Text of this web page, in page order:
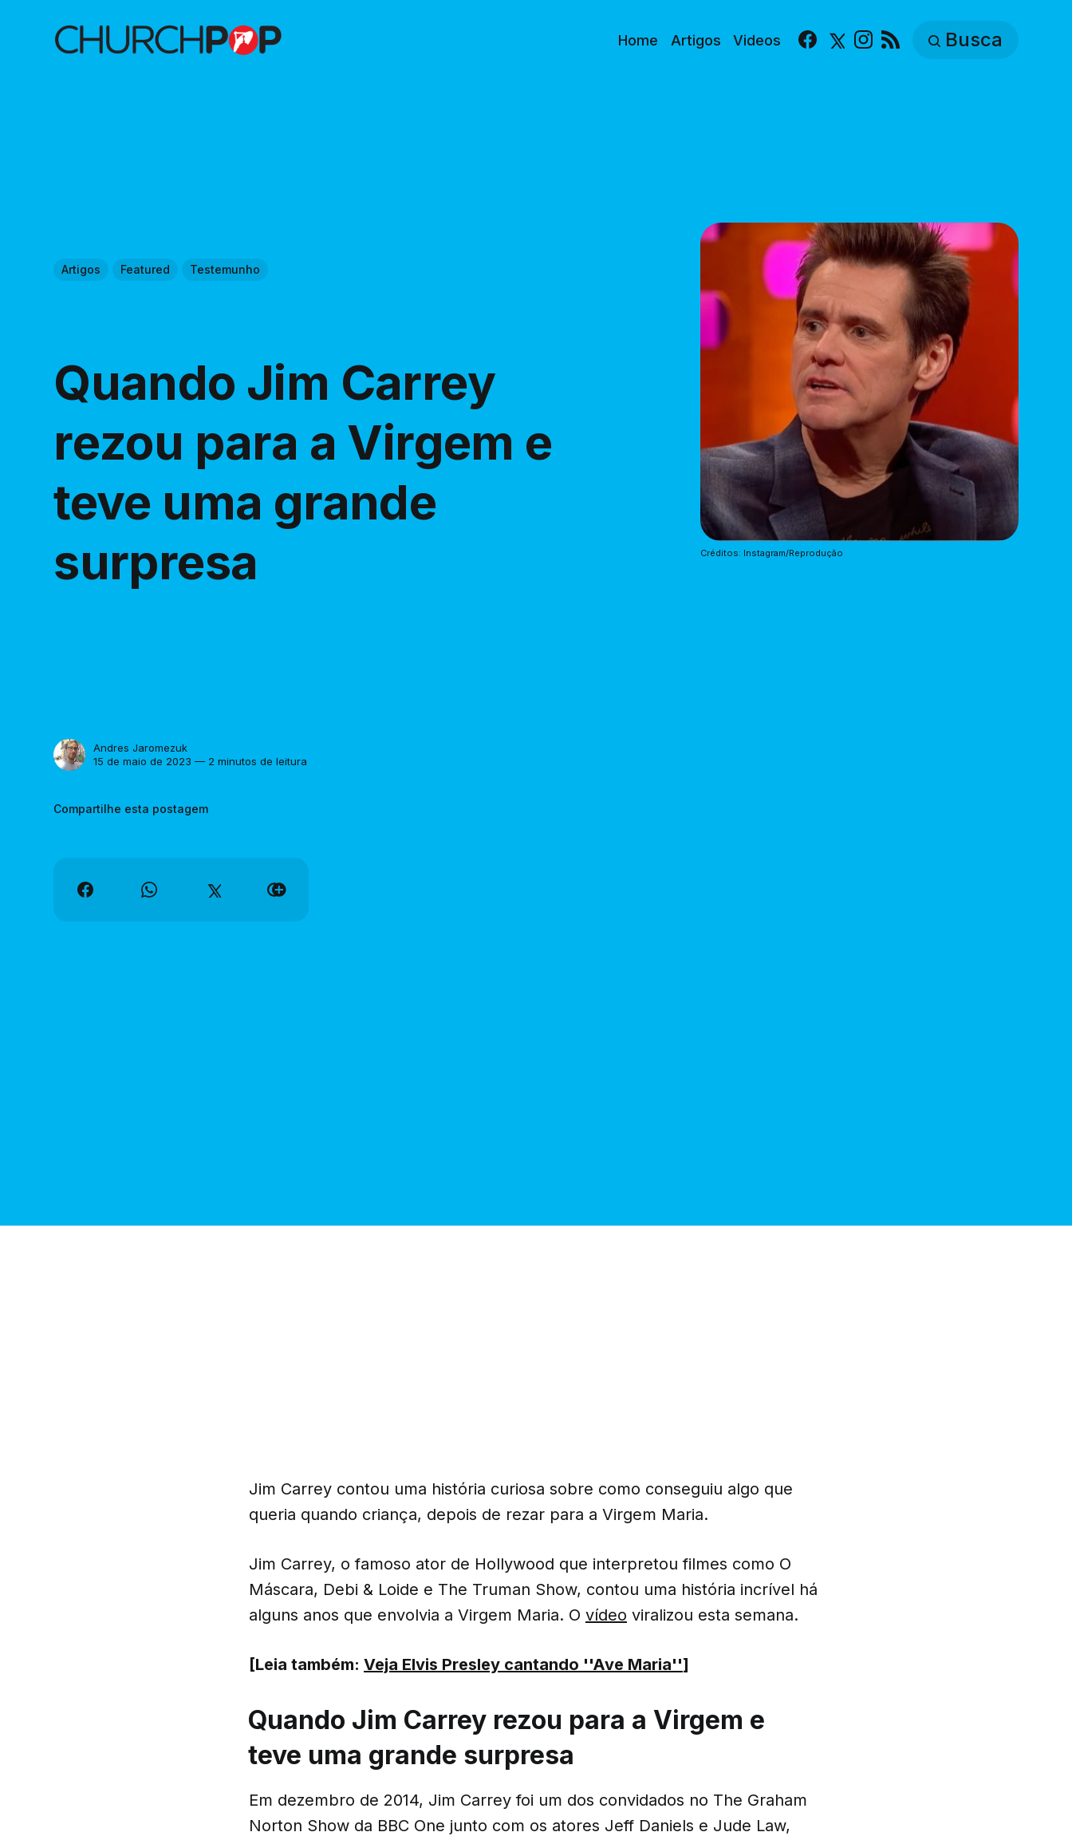
Home Artigos Videos Facebook
X Instagram Busca
Artigos Featured Testemunho
Quando Jim Carrey
rezou para a Virgem e
teve uma grande
surpresa
Andres Jaromezuk
15 de maio de 2023 — 2 minutos de leitura
Compartilhe esta postagem
Créditos: Instagram/Reprodução
Jim Carrey contou uma história curiosa sobre como conseguiu algo que
queria quando criança, depois de rezar para a Virgem Maria.
Jim Carrey, o famoso ator de Hollywood que interpretou filmes como O
Máscara, Debi & Loide e The Truman Show, contou uma história incrível há
alguns anos que envolvia a Virgem Maria. O vídeo viralizou esta semana.
[Leia também: Veja Elvis Presley cantando ''Ave Maria'']
Quando Jim Carrey rezou para a Virgem e
teve uma grande surpresa
Em dezembro de 2014, Jim Carrey foi um dos convidados no The Graham
Norton Show da BBC One junto com os atores Jeff Daniels e Jude Law,